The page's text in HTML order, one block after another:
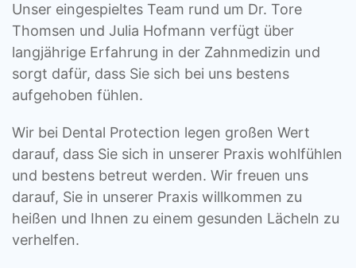
Unser eingespieltes Team rund um Dr. Tore
Thomsen und Julia Hofmann verfügt über
langjährige Erfahrung in der Zahnmedizin und
sorgt dafür, dass Sie sich bei uns bestens
aufgehoben fühlen.
Wir bei Dental Protection legen großen Wert
darauf, dass Sie sich in unserer Praxis wohlfühlen
und bestens betreut werden. Wir freuen uns
darauf, Sie in unserer Praxis willkommen zu
heißen und Ihnen zu einem gesunden Lächeln zu
verhelfen.